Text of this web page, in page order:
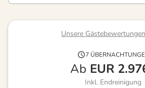
Unsere Gästebewertungen
7
Ab EUR
Inkl. Endreinigung